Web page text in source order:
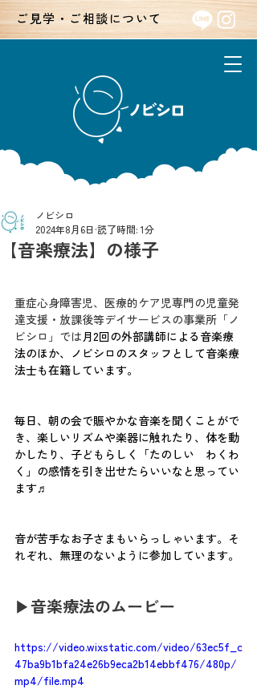
ご見学・ご相談について
【音楽療法】の様子
ノビシロ
2024年8月6日 読了時間: 1分
重症心身障害児、医療的ケア児専門の児童発
達支援・放課後等デイサービスの事業所「ノ
ビシロ」 では月2回の外部講師による音楽療
法のほか、ノビシロのスタッフとして音楽療
法士も在籍しています。
毎日、朝の会で賑やかな音楽を聞くことがで
き、楽しいリズムや楽器に触れたり、体を動
かしたり、子どもらしく「たのしい　わくわ
く」の感情を引き出せたらいいなと思ってい
ます♬
音が苦手なお子さまもいらっしゃいます。そ
れぞれ、無理のないように参加しています。
▶音楽療法のムービー
https://video.wixstatic.com/video/63ec5f_c
47ba9b1bfa24e26b9eca2b14ebbf476/480p/
mp4/file.mp4